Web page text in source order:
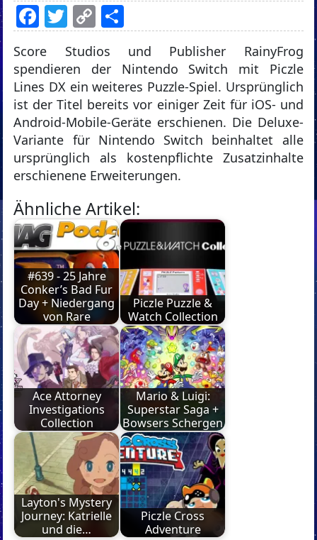
Facebook
Twitter
Copy
Link
Score Studios und Publisher RainyFrog
spendieren der Nintendo Switch mit Piczle
Lines DX ein weiteres Puzzle-Spiel. Ursprünglich
ist der Titel bereits vor einiger Zeit für iOS- und
Android-Mobile-Geräte erschienen. Die Deluxe-
Variante für Nintendo Switch beinhaltet alle
ursprünglich als kostenpflichte Zusatzinhalte
erschienene Erweiterungen.
Ähnliche Artikel:
#639 - 25 Jahre
Conker’s Bad Fur
Day + Niedergang
von Rare
Piczle Puzzle &
Watch Collection
Ace Attorney
Investigations
Collection
Mario & Luigi:
Superstar Saga +
Bowsers Schergen
Layton's Mystery
Journey: Katrielle
und die…
Piczle Cross
Adventure